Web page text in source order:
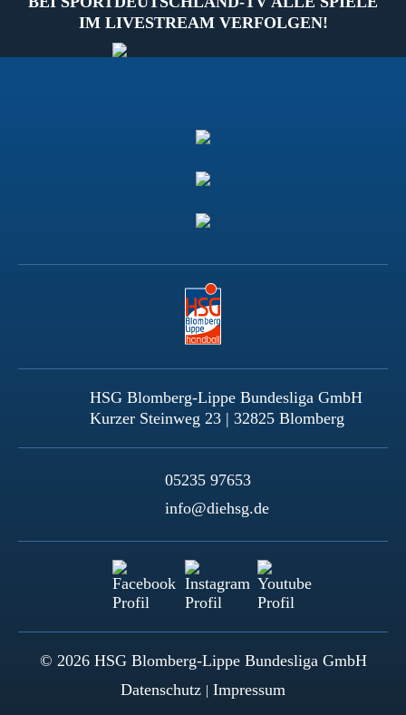
IM LIVESTREAM VERFOLGEN!
HSG Blomberg-Lippe Bundesliga GmbH
Kurzer Steinweg 23 | 32825 Blomberg
05235 97653
info@diehsg.de
© 2026 HSG Blomberg-Lippe Bundesliga GmbH
Datenschutz
Impressum